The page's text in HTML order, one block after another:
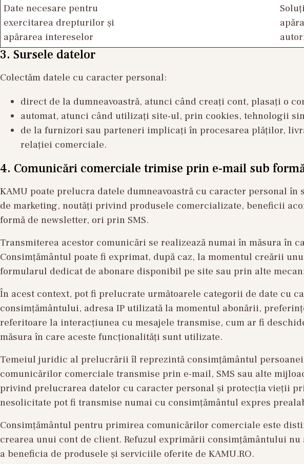
Date necesare pentru
exercitarea drepturilor și
apărarea intereselor
3. Sursele datelor
Colectăm datele cu caracter personal:
direct de la dumneavoastră, atunci când creați cont, plasați o
automat, atunci când utilizați site-ul, prin cookies, tehnologii
de la furnizori sau parteneri implicați în procesarea plăților,
relației comerciale.
4. Comunicări comerciale trimise prin e-mail sub
KAMU poate prelucra datele dumneavoastră cu caracter personal
de marketing, noutăți privind produsele comercializate, beneficii
formă de newsletter, ori prin SMS.
Transmiterea acestor comunicări se realizează numai în măsura
Consimțământul poate fi exprimat, după caz, la momentul creării
formularul dedicat de abonare disponibil pe site sau prin alte
În acest context, pot fi prelucrate următoarele categorii de date cu
consimțământului, adresa IP utilizată la momentul abonării,
referitoare la interacțiunea cu mesajele transmise, cum ar fi
măsura în care aceste funcționalități sunt utilizate.
Temeiul juridic al prelucrării îl reprezintă consimțământul
comunicărilor comerciale transmise prin e-mail, SMS sau alte
privind prelucrarea datelor cu caracter personal și protecția vieții
nesolicitate pot fi transmise numai cu consimțământul expres
Consimțământul pentru primirea comunicărilor comerciale este
crearea unui cont de client. Refuzul exprimării consimțământului
a beneficia de produsele și serviciile oferite de KAMU.RO.